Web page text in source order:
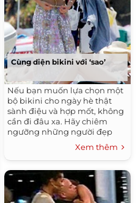
Cùng diện bikini với ‘sao’
Nếu bạn muốn lựa chọn một
bộ bikini cho ngày hè thật
sành điệu và hợp mốt, không
cần đi đâu xa. Hãy chiêm
ngưỡng những người đẹp
Hollywood khoe mình dưới
nắng, sau đó chỉ cần "cắt,
dán", bạn sẽ có bộ đồ y chang
các ngôi sao, mà lại rẻ hơn
nhiều.
Xem thêm